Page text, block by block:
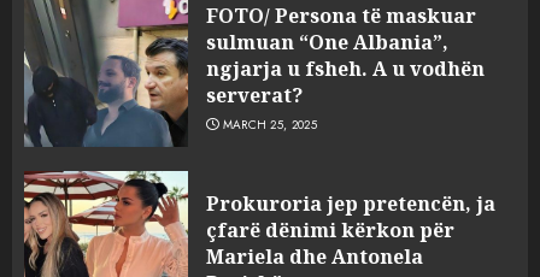
FOTO/ Persona të maskuar
sulmuan “One Albania”,
ngjarja u fsheh. A u vodhën
serverat?
MARCH 25, 2025
Prokuroria jep pretencën, ja
çfarë dënimi kërkon për
Mariela dhe Antonela